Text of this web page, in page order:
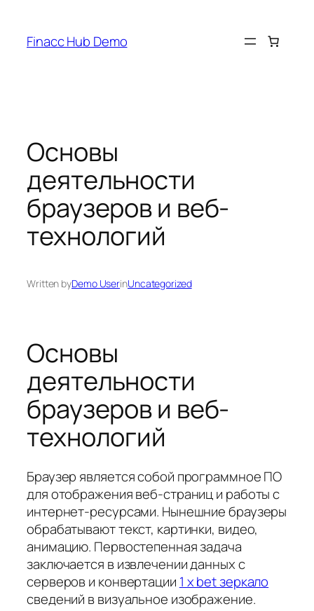
content
Finacc Hub Demo
Основы
деятельности
браузеров и веб-
технологий
Written byDemo UserinUncategorized
Основы
деятельности
браузеров и веб-
технологий
Браузер является собой программное ПО
для отображения веб-страниц и работы с
интернет-ресурсами. Нынешние браузеры
обрабатывают текст, картинки, видео,
анимацию. Первостепенная задача
заключается в извлечении данных с
серверов и конвертации 1 x bet зеркало
сведений в визуальное изображение.